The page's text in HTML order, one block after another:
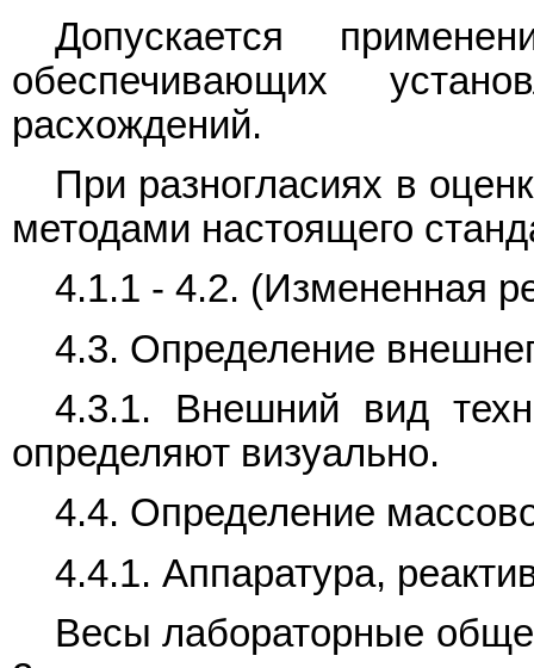
Допускается
обеспечивающих
расхождений.
При разногласиях в
методами настоящего
4.1.1 - 4.2. (Измененная
4.3. Определение
4.3.1. Внешний вид
определяют визуально.
4.4. Определение
4.4.1. Аппаратура,
Весы лабораторные